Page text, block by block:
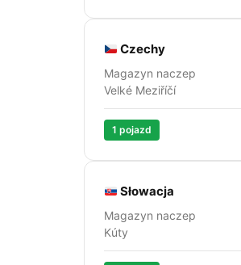
Czechy
Magazyn naczep
Velké Meziříčí
1 pojazd
Słowacja
Magazyn naczep
Kúty